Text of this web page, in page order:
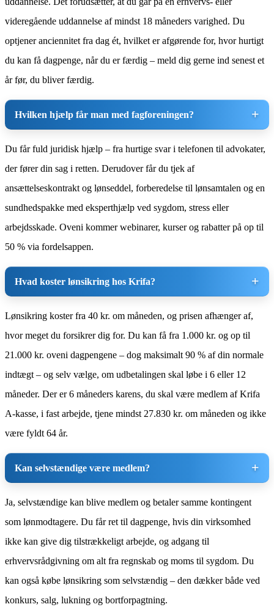
videregående uddannelse af mindst 18 måneders varighed. Du
optjener anciennitet fra dag ét, hvilket er afgørende for, hvor hurtigt
du kan få dagpenge, når du er færdig – meld dig gerne ind senest et
år før, du bliver færdig.
Hvilken hjælp får man med fagforeningen?
Du får fuld juridisk hjælp – fra hurtige svar i telefonen til advokater,
der fører din sag i retten. Derudover får du tjek af
ansættelseskontrakt og lønseddel, forberedelse til lønsamtalen og en
sundhedspakke med eksperthjælp ved sygdom, stress eller
arbejdsskade. Oveni kommer webinarer, kurser og rabatter på op til
50 % via fordelsappen.
Hvad koster lønsikring hos Krifa?
Lønsikring koster fra 40 kr. om måneden, og prisen afhænger af,
hvor meget du forsikrer dig for. Du kan få fra 1.000 kr. og op til
21.000 kr. oveni dagpengene – dog maksimalt 90 % af din normale
indtægt – og selv vælge, om udbetalingen skal løbe i 6 eller 12
måneder. Der er 6 måneders karens, du skal være medlem af Krifa
A-kasse, i fast arbejde, tjene mindst 27.830 kr. om måneden og ikke
være fyldt 64 år.
Kan selvstændige være medlem?
Ja, selvstændige kan blive medlem og betaler samme kontingent
som lønmodtagere. Du får ret til dagpenge, hvis din virksomhed
ikke kan give dig tilstrækkeligt arbejde, og adgang til
erhvervsrådgivning om alt fra regnskab og moms til sygdom. Du
kan også købe lønsikring som selvstændig – den dækker både ved
konkurs, salg, lukning og bortforpagtning.